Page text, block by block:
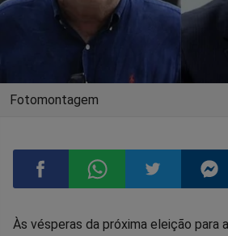
Fotomontagem
CompartilharCompartilharCompartilhar
Às vésperas da próxima eleição para